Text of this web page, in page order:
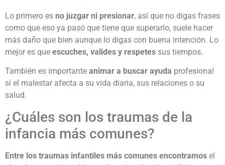
Lo primero es no juzgar ni presionar, así que no digas frases
como que eso ya pasó que tiene que superarlo, suele hacer
más daño que bien aunque lo digas con buena intención. Lo
mejor es que escuches, valides y respetes sus tiempos.
También es importante animar a buscar ayuda profesional
si el malestar afecta a su vida diaria, sus relaciones o su
salud.
¿Cuáles son los traumas de la
infancia más comunes?
Entre los traumas infantiles más comunes encontramos el